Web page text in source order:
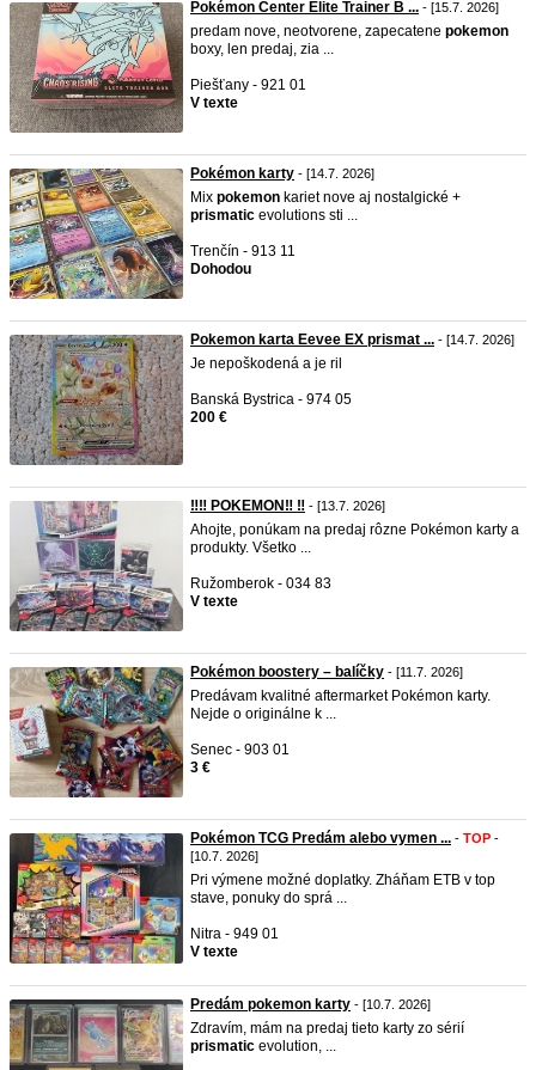
Pokémon Center Elite Trainer B ... - [15.7. 2026]
predam nove, neotvorene, zapecatene pokemon
boxy, len predaj, zia ...
Piešťany - 921 01
V texte
Pokémon karty - [14.7. 2026]
Mix pokemon kariet nove aj nostalgické +
prismatic evolutions sti ...
Trenčín - 913 11
Dohodou
Pokemon karta Eevee EX prismat ... - [14.7. 2026]
Je nepoškodená a je ril
Banská Bystrica - 974 05
200 €
‼️‼️ POKEMON‼️ ‼️ - [13.7. 2026]
Ahojte, ponúkam na predaj rôzne Pokémon karty a
produkty. Všetko ...
Ružomberok - 034 83
V texte
Pokémon boostery – balíčky - [11.7. 2026]
Predávam kvalitné aftermarket Pokémon karty.
Nejde o originálne k ...
Senec - 903 01
3 €
Pokémon TCG Predám alebo vymen ... - TOP -
[10.7. 2026]
Pri výmene možné doplatky. Zháňam ETB v top
stave, ponuky do sprá ...
Nitra - 949 01
V texte
Predám pokemon karty - [10.7. 2026]
Zdravím, mám na predaj tieto karty zo sérií
prismatic evolution, ...